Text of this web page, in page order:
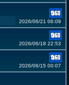
2026/06/21 06:09
2026/06/18 22:53
2026/06/15 00:07